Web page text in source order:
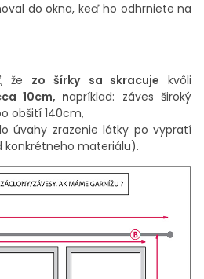
do okna, keď ho odhrniete na
že zo šírky sa skracuje kvôli
10cm, napríklad: záves široký
obšití 140cm,
úvahy zrazenie látky po vypratí
konkrétneho materiálu).